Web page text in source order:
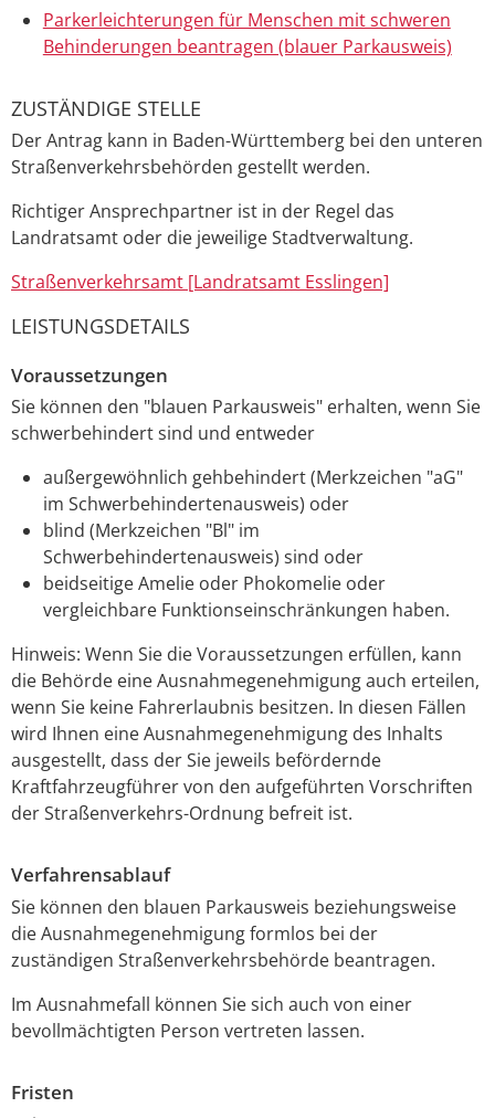
Parkerleichterungen für Menschen mit schweren
Behinderungen beantragen (blauer Parkausweis)
ZUSTÄNDIGE STELLE
Der Antrag kann in Baden-Württemberg bei den unteren
Straßenverkehrsbehörden gestellt werden.
Richtiger Ansprechpartner ist in der Regel das
Landratsamt oder die jeweilige Stadtverwaltung.
Straßenverkehrsamt [Landratsamt Esslingen]
LEISTUNGSDETAILS
Voraussetzungen
Sie können den "blauen Parkausweis" erhalten, wenn Sie
schwerbehindert sind und entweder
außergewöhnlich gehbehindert (Merkzeichen "aG"
im Schwerbehindertenausweis) oder
blind (Merkzeichen "Bl" im
Schwerbehindertenausweis) sind oder
beidseitige Amelie oder Phokomelie oder
vergleichbare Funktionseinschränkungen haben.
Hinweis: Wenn Sie die Voraussetzungen erfüllen, kann
die Behörde eine Ausnahmegenehmigung auch erteilen,
wenn Sie keine Fahrerlaubnis besitzen. In diesen Fällen
wird Ihnen eine Ausnahmegenehmigung des Inhalts
ausgestellt, dass der Sie jeweils befördernde
Kraftfahrzeugführer von den aufgeführten Vorschriften
der Straßenverkehrs-Ordnung befreit ist.
Verfahrensablauf
Sie können den blauen Parkausweis beziehungsweise
die Ausnahmegenehmigung formlos bei der
zuständigen Straßenverkehrsbehörde beantragen.
Im Ausnahmefall können Sie sich auch von einer
bevollmächtigten Person vertreten lassen.
Fristen